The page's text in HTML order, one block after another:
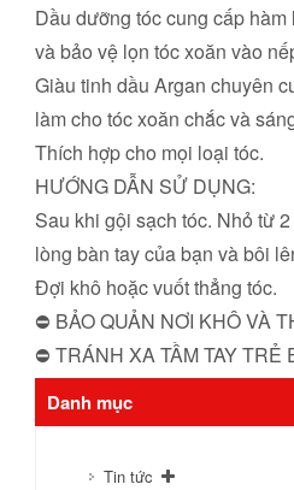
Dầu dưỡng tóc cung cấp
và bảo vệ lọn tóc xoăn vào
Giàu tinh dầu Argan chuyên
làm cho tóc xoăn chắc và
Thích hợp cho mọi loại tóc.
HƯỚNG DẪN SỬ DỤNG:
Sau khi gội sạch tóc. Nhỏ từ
lòng bàn tay của bạn và bôi
Đợi khô hoặc vuốt thẳng tóc.
⛔ BẢO QUẢN NƠI KHÔ VÀ
⛔ TRÁNH XA TẦM TAY TRẺ
Danh mục
Tin tức